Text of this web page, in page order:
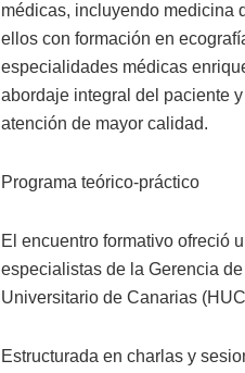
médicas, incluyendo medicina
ellos con formación en
especialidades médicas
abordaje integral del paciente
atención de mayor calidad.
Programa teórico-práctico
El encuentro formativo ofreció
especialistas de la Gerencia
Universitario de Canarias
Estructurada en charlas y